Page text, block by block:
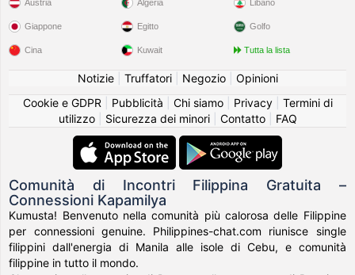
Austria
Giappone
Cina
Algeria
Egitto
Kuwait
Libano
Golfo
Tutta la lista
Notizie| Truffatori| Negozio| Opinioni
Cookie e GDPR
Pubblicità Chi siamo| Privacy| Termini di
utilizzo| Sicurezza dei minori| Contatto| FAQ
Comunità di Incontri Filippina Gratuita –
Connessioni Kapamilya
Kumusta! Benvenuto nella comunità più calorosa delle Filippine
per connessioni genuine. Philippines-chat.com riunisce single
filippini dall'energia di Manila alle isole di Cebu, e comunità
filippine in tutto il mondo.